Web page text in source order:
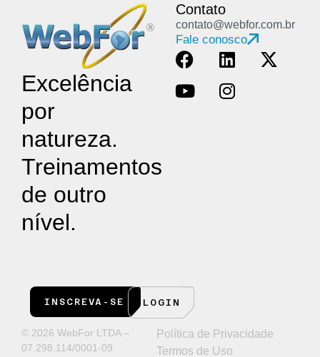
Excelência
por
natureza.
Treinamentos
de outro
nível.
Contato
contato@webfor.com.br
Fale conosco
INSCREVA-SE LOGIN
© 2026 WebFor LTDA –
07.298.114/0001-09
Política de Privacidade
Termos de Uso